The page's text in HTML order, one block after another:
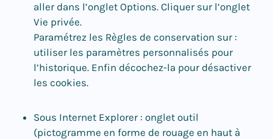
aller dans l’onglet Options. Cliquer sur l’onglet
Vie privée.
Paramétrez les Règles de conservation sur :
utiliser les paramètres personnalisés pour
l’historique. Enfin décochez-la pour désactiver
les cookies.
Sous Internet Explorer : onglet outil
(pictogramme en forme de rouage en haut à